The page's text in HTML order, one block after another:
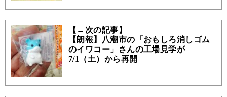
【→次の記事】
【朗報】八潮市の「おもしろ消しゴム
のイワコー」さんの工場見学が
7/1（土）から再開